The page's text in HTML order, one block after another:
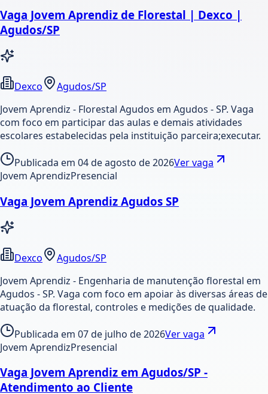
Vaga Jovem Aprendiz de Florestal | Dexco |
Agudos/SP
Dexco
Agudos/SP
Jovem Aprendiz - Florestal Agudos em Agudos - SP. Vaga
com foco em participar das aulas e demais atividades
escolares estabelecidas pela instituição parceira;executar.
Publicada em 04 de agosto de 2026Ver vaga
Jovem AprendizPresencial
Vaga Jovem Aprendiz Agudos SP
Dexco
Agudos/SP
Jovem Aprendiz - Engenharia de manutenção florestal em
Agudos - SP. Vaga com foco em apoiar às diversas áreas de
atuação da florestal, controles e medições de qualidade.
Publicada em 07 de julho de 2026Ver vaga
Jovem AprendizPresencial
Vaga Jovem Aprendiz em Agudos/SP -
Atendimento ao Cliente